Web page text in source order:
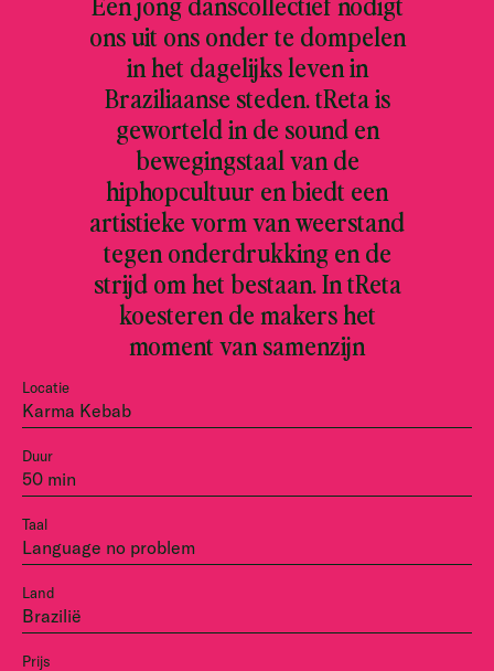
Locatie
Karma Kebab
Duur
50 min
Taal
Language no problem
Land
Brazilië
Prijs
ons uit ons onder te dompelen
in het dagelijks leven in
Braziliaanse steden. tReta is
geworteld in de sound en
bewegingstaal van de
hiphopcultuur en biedt een
artistieke vorm van weerstand
tegen onderdrukking en de
strijd om het bestaan. In tReta
koesteren de makers het
moment van samenzijn